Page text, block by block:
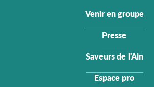
Venir en groupe
Presse
Saveurs de l'Ain
Espace pro